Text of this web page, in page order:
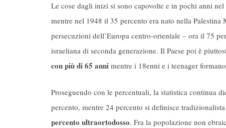
Le cose dagli inizi si sono capovolte e in pochi anni
mentre nel 1948 il 35 percento era nato nella
persecuzioni dell’Europa centro-orientale – ora il 75
israeliana di seconda generazione. Il Paese poi è
con più di 65 anni mentre i 18enni e i teenager
Proseguendo con le percentuali, la statistica continua
percento, mentre 24 percento si definisce
percento ultraortodosso. Fra la popolazione non